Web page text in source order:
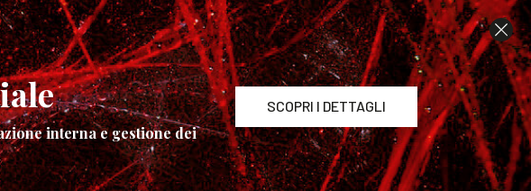
interna e gestione dei
SCOPRI I DETTAGLI